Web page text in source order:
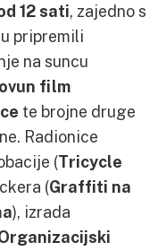
12 sati, zajedno s
pripremili
na suncu
film
te brojne druge
Radionice
(Tricycle
(Graffiti na
), izrada